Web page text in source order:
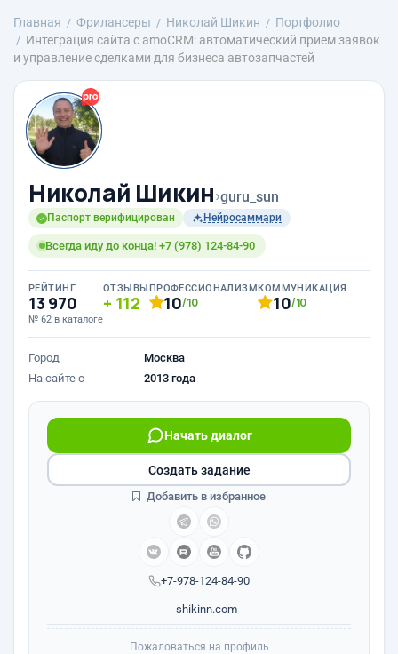
Главная Фрилансеры Николай Шикин
Портфолио
Интеграция сайта с amoCRM: автоматический прием заявок
и управление сделками для бизнеса автозапчастей
Николай Шикин›guru_sun
Паспорт верифицирован Нейросаммари
Всегда иду до конца! +7 (978) 124-84-90
РЕЙТИНГ
13 970
№ 62 в каталоге
ОТЗЫВЫ
112
ПРОФЕССИОНАЛИЗМ
10/10
КОММУНИКАЦИЯ
10/10
Город
Москва
На сайте с
2013 года
+7-978-124-84-90
Начать диалог
shikinn.com
Создать задание
Добавить в избранное
Пожаловаться на профиль